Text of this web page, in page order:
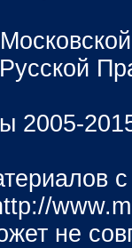
2005-
не